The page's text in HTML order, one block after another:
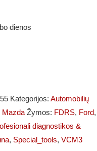
dienos
Kategorijos: Automobilių
Mazda Žymos: FDRS, Ford,
diagnostikos &
, Special_tools, VCM3